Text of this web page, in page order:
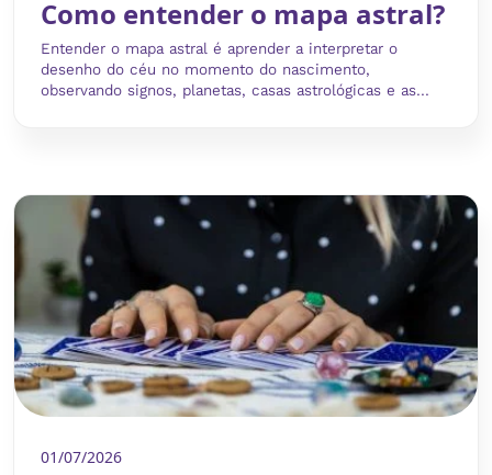
Como entender o mapa astral?
Entender o mapa astral é aprender a interpretar o
desenho do céu no momento do nascimento,
observando signos, planetas, casas astrológicas e as...
01/07/2026